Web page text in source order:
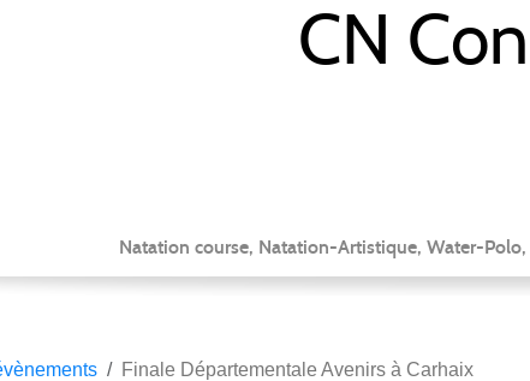
CN
Natation course, Natation-Artistique, Water-
Finale Départementale Avenirs à Carhaix